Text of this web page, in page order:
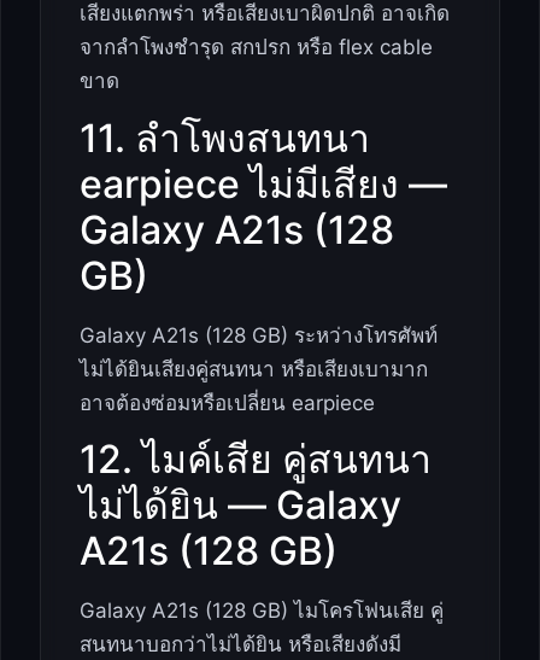
เสียงแตกพร่า หรือเสียงเบาผิดปกติ อาจเกิด
จากลำโพงชำรุด สกปรก หรือ flex cable
ขาด
11. ลำโพงสนทนา
earpiece ไม่มีเสียง —
Galaxy A21s (128
GB)
Galaxy A21s (128 GB) ระหว่างโทรศัพท์
ไม่ได้ยินเสียงคู่สนทนา หรือเสียงเบามาก
อาจต้องซ่อมหรือเปลี่ยน earpiece
12. ไมค์เสีย คู่สนทนา
ไม่ได้ยิน — Galaxy
A21s (128 GB)
Galaxy A21s (128 GB) ไมโครโฟนเสีย คู่
สนทนาบอกว่าไม่ได้ยิน หรือเสียงดังมี